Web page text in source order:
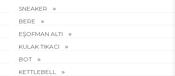
SNEAKER
BERE
EŞOFMAN ALTI
KULAK TIKACI
BOT
KETTLEBELL